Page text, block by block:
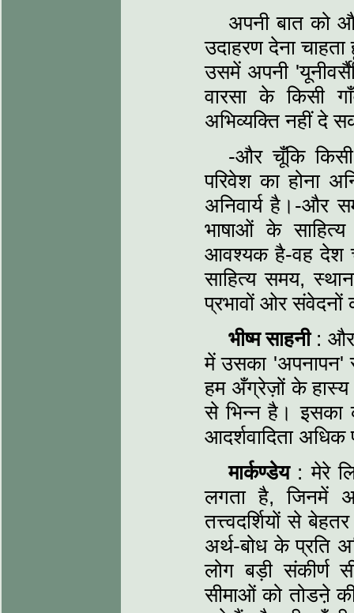
अपनी बात को
उदाहरण देना
उसमें अपनी
वारसा के किसी
अभिव्यक्ति नहीं दे
-और चूँकि किसी
परिवेश का होना
अनिवार्य है।-और
भाषाओं के
आवश्यक है-वह देश
साहित्य समय,
प्रभावों ओर संवेदनों
भीष्म साहनी: और
में उसका 'अपनापन'
हम अँग्रेज़ों के
से भिन्न है। इसका
आदर्शवादिता अधिक
मार्कण्डेय : मेरे
लगता है, जिनमें
तत्त्वदर्शियों से
अर्थ-बोध के प्रति
लोग बड़ी
सीमाओं को तोडऩे